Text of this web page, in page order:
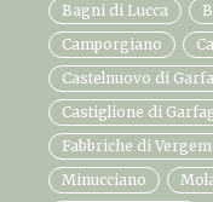
Bagni di Lucca
Camporgiano
Castelnuovo di
Castiglione di
Fabbriche di
Minucciano